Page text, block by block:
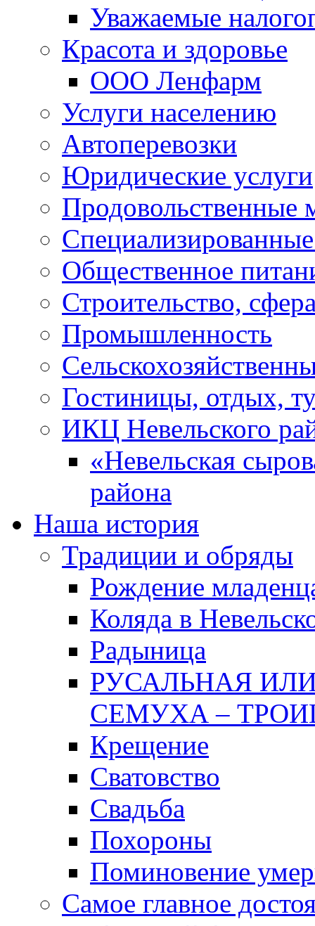
Уважаемые
Красота и здоровье
ООО Ленфарм
Услуги населению
Автоперевозки
Юридические услуги
Продовольственные
Общественное
Строительство,
Промышленность
Гостиницы, отдых,
ИКЦ Невельского
«Невельская
района
Наша история
Традиции и обряды
Рождение
Коляда в
Радыница
РУСАЛЬНАЯ
СЕМУХА –
Крещение
Сватовство
Свадьба
Похороны
Поминовение
Самое главное